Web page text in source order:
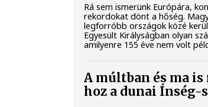
Rá sem ismerünk Európára,
rekordokat dönt a hőség.
legforróbb országok közé
Egyesült Királyságban olyan
amilyenre 155 éve nem volt
A múltban és ma
hoz a dunai Ínség-